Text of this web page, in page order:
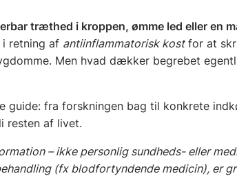
træthed i kroppen, ømme led eller en
retning af antiinflammatorisk kostfor at
Men hvad dækker begrebet
guide: fra forskningen bag til konkrete
resten af livet.
– ikke personlig sundheds- eller
(fx blodfortyndende medicin), er